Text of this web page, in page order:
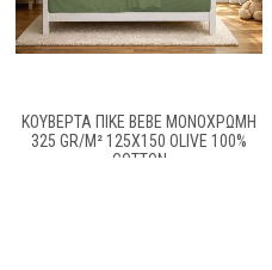
ΚΟΥΒΈΡΤΑ ΠΙΚΈ BEBE ΜΟΝΌΧΡΩΜΗ
325 GR/M² 125X150 OLIVE 100%
COTTON